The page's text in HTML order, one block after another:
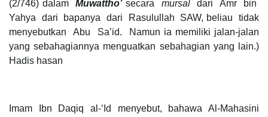
(2/746) dalamMuwattho’secara mursaldari Amr bin
Yahya dari bapanya dari Rasulullah SAW, beliau tidak
menyebutkan Abu Sa’id. Namun ia memiliki jalan-jalan
yang sebahagiannya menguatkan sebahagian yang lain.)
Hadis hasan
Imam Ibn Daqiq al-‘Id menyebut, bahawa Al-Mahasini